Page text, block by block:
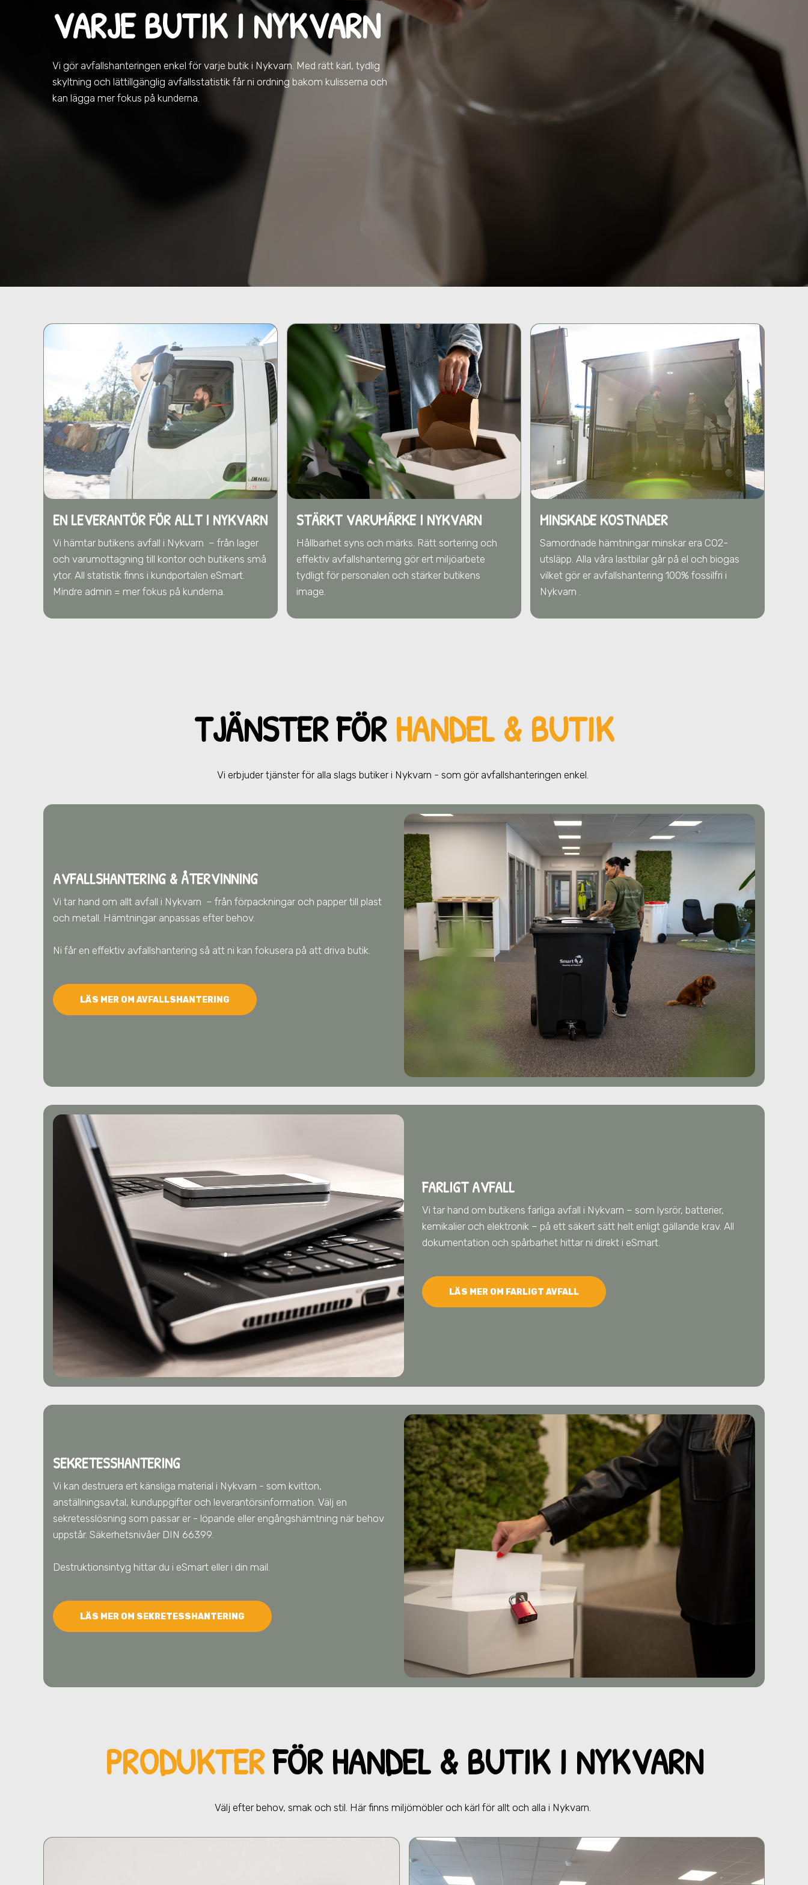
VARJE BUTIK I NYKVARN
Vi gör avfallshanteringen enkel för varje butik i Nykvarn. Med rätt kärl, tydlig
skyltning och lättillgänglig avfallsstatistik får ni ordning bakom kulisserna och
kan lägga mer fokus på kunderna.
EN LEVERANTÖR FÖR ALLT I NYKVARN
Vi hämtar butikens avfall i Nykvarn – från lager
och varumottagning till kontor och butikens små
ytor. All statistik finns i kundportalen eSmart.
Mindre admin = mer fokus på kunderna.
STÄRKT VARUMÄRKE I NYKVARN
Hållbarhet syns och märks. Rätt sortering och
effektiv avfallshantering gör ert miljöarbete
tydligt för personalen och stärker butikens
image.
MINSKADE KOSTNADER
Samordnade hämtningar minskar era CO2-
utsläpp. Alla våra lastbilar går på el och biogas
vilket gör er avfallshantering 100% fossilfri i
Nykvarn .
TJÄNSTER FÖRHANDEL & BUTIK
Vi erbjuder tjänster för alla slags butikeri Nykvarn - som gör avfallshanteringen enkel.
AVFALLSHANTERING & ÅTERVINNING
Vi tar hand om allt avfall i Nykvarn – från förpackningar och papper till plast
och metall. Hämtningar anpassas efter behov.
Ni får en effektiv avfallshantering så att ni kan fokusera på att driva butik.
LÄS MER OM AVFALLSHANTERING
FARLIGT AVFALL
Vi tar hand om butikens farliga avfall i Nykvarn – som lysrör, batterier,
kemikalier och elektronik – på ett säkert sätt helt enligt gällande krav. All
dokumentation och spårbarhet hittar ni direkt i eSmart.
LÄS MER OM FARLIGT AVFALL
SEKRETESSHANTERING
Vi kan destruera ert känsliga material i Nykvarn - som kvitton,
anställningsavtal, kunduppgifter och leverantörsinformation. Välj en
sekretesslösning som passar er - löpande eller engångshämtning när behov
uppstår. Säkerhetsnivåer DIN 66399.
Destruktionsintyg hittar du i eSmart eller i din mail.
LÄS MER OM SEKRETESSHANTERING
PRODUKTERFÖR HANDEL & BUTIK I NYKVARN
Välj efter behov, smak och stil. Här finns miljömöbler och kärl för allt och alla i Nykvarn.